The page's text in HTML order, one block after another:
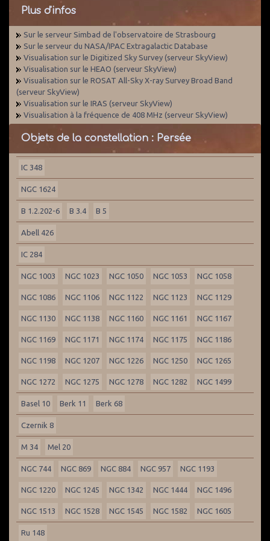
Plus d'infos
Sur le serveur Simbad de l'observatoire de Strasbourg
Sur le serveur du NASA/IPAC Extragalactic Database
Visualisation sur le Digitized Sky Survey (serveur SkyView)
Visualisation sur le HEAO (serveur SkyView)
Visualisation sur le ROSAT All-Sky X-ray Survey Broad Band
(serveur SkyView)
Visualisation sur le IRAS (serveur SkyView)
Visualisation à la fréquence de 408 MHz (serveur SkyView)
Objets de la constellation : Persée
IC 348
NGC 1624
B 1.2.202-6 B 3.4 B 5
Abell 426
IC 284
NGC 1003 NGC 1023 NGC 1050 NGC 1053 NGC 1058
NGC 1086 NGC 1106 NGC 1122 NGC 1123 NGC 1129
NGC 1130 NGC 1138 NGC 1160 NGC 1161 NGC 1167
NGC 1169 NGC 1171 NGC 1174 NGC 1175 NGC 1186
NGC 1198 NGC 1207 NGC 1226 NGC 1250 NGC 1265
NGC 1272 NGC 1275 NGC 1278 NGC 1282 NGC 1499
Basel 10 Berk 11 Berk 68
Czernik 8
M 34 Mel 20
NGC 744 NGC 869 NGC 884 NGC 957 NGC 1193
NGC 1220 NGC 1245 NGC 1342 NGC 1444 NGC 1496
NGC 1513 NGC 1528 NGC 1545 NGC 1582 NGC 1605
Ru 148